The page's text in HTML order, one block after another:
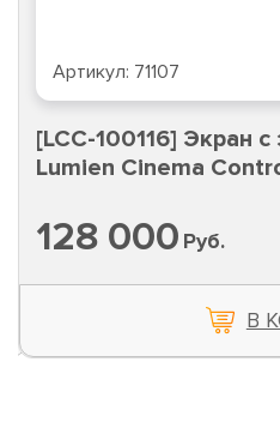
Артикул: 71107
[LCC-100116] Экран
Lumien Cinema
128 000 Руб.
В